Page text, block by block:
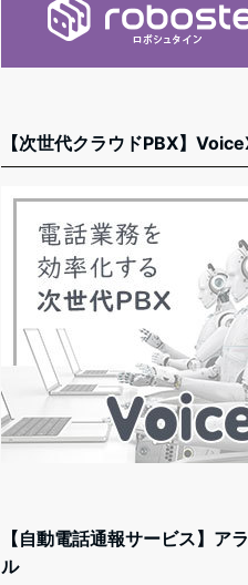
【次世代クラウドPBX】
【自動電話通報サービス】ア
ル